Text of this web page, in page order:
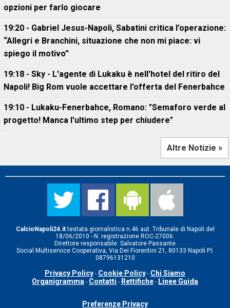
opzioni per farlo giocare
19:20 - Gabriel Jesus-Napoli, Sabatini critica l’operazione:
“Allegri e Branchini, situazione che non mi piace: vi
spiego il motivo”
19:18 - Sky - L'agente di Lukaku è nell'hotel del ritiro del
Napoli! Big Rom vuole accettare l'offerta del Fenerbahce
19:10 - Lukaku-Fenerbahce, Romano: "Semaforo verde al
progetto! Manca l'ultimo step per chiudere"
Altre Notizie »
CalcioNapoli24.ittestata giornalistica n.46 aut. Tribunale di Napoli del
18/06/2010 - N. registrazione ROC-27006.
Direttore responsabile: Salvatore Passante
Social Multiservice Cooperativa, Via Dei Fiorentini 21, 80133 Napoli P.I.
08796131210
Privacy Policy - Cookie Policy - Chi Siamo
Organigramma - Contatti - Rettifiche - Linee Guida
Preferenze Privacy